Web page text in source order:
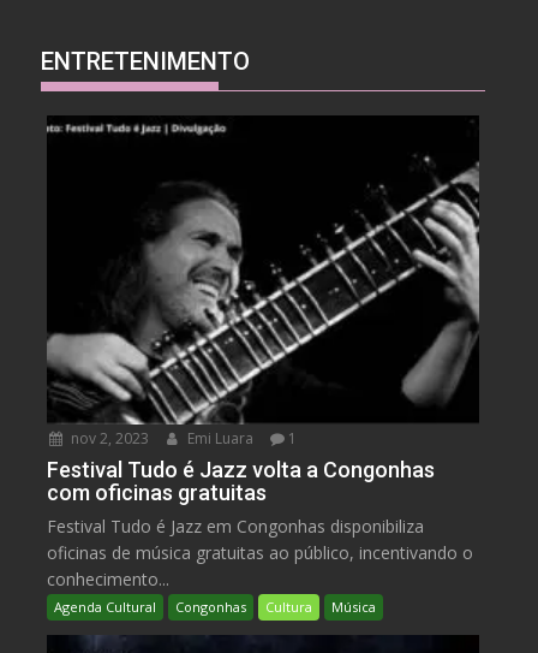
ENTRETENIMENTO
nov 2, 2023 Emi Luara 1
Festival Tudo é Jazz volta a Congonhas
com oficinas gratuitas
Festival Tudo é Jazz em Congonhas disponibiliza
oficinas de música gratuitas ao público, incentivando o
conhecimento...
Agenda Cultural Congonhas Cultura Música